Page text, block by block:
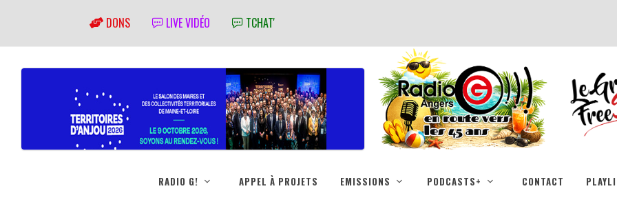
DONS LIVE VIDÉO TCHAT'
RADIO G! APPEL À PROJETS EMISSIONS PODCASTS+ CONTACT